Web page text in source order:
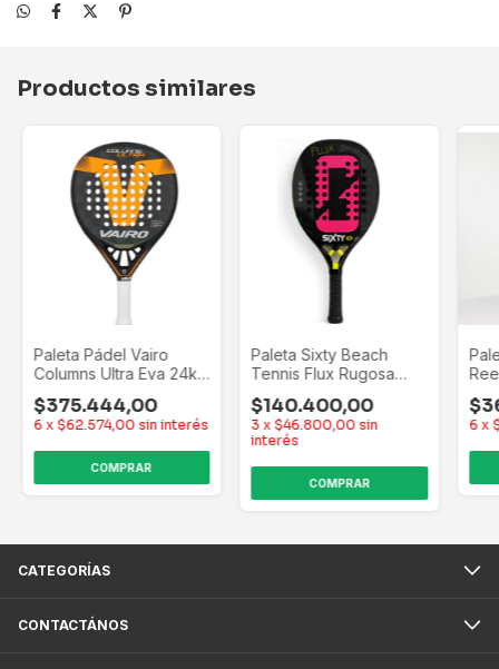
Productos similares
Paleta Pádel Vairo
Columns Ultra Eva 24k
Potencia
$375.444,00
6 x $62.574,00 sin interés
Paleta Sixty Beach
Tennis Flux Rugosa
Negro Fucsia
$140.400,00
3 x $46.800,00 sin
interés
6 x
CATEGORÍAS
CONTACTÁNOS